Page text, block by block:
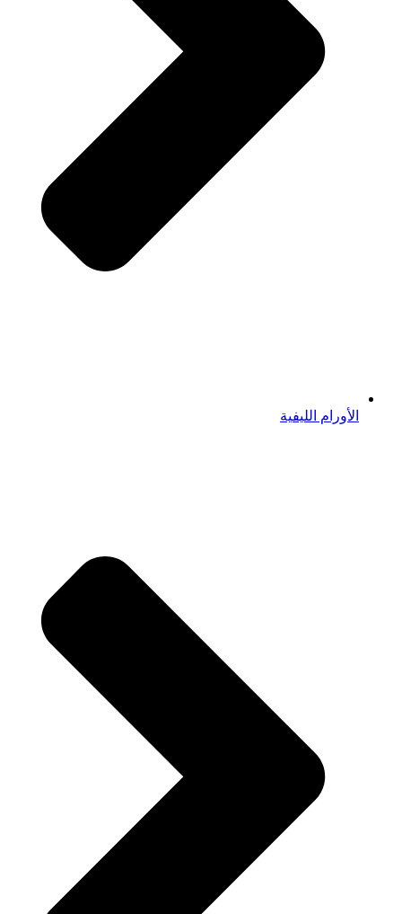
الأورام الليفية